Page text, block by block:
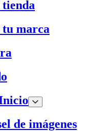
tu marca
de imágenes